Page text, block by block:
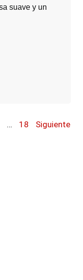
suave y un
… 18 Siguiente